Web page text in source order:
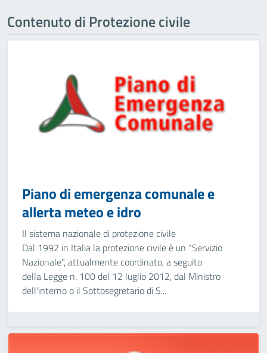
Contenuto di Protezione civile
Piano di emergenza comunale e
allerta meteo e idro
Il sistema nazionale di protezione civile
Dal 1992 in Italia la protezione civile è un "Servizio
Nazionale", attualmente coordinato, a seguito
della Legge n. 100 del 12 luglio 2012, dal Ministro
dell'interno o il Sottosegretario di S...